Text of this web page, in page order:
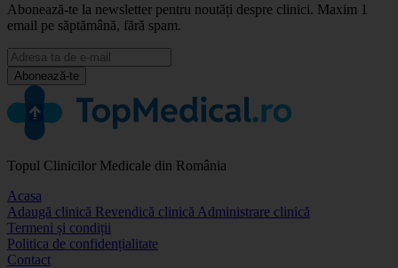
Abonează-te la newsletter pentru noutăți despre clinici. Maxim 1
email pe săptămână, fără spam.
Abonează-te
Topul Clinicilor Medicale din România
Acasa
Adaugă clinică Revendică clinică Administrare clinică
Termeni și condiții
Politica de confidențialitate
Contact